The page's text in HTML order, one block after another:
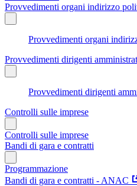
Provvedimenti organi indirizzo
Provvedimenti organi
Provvedimenti dirigenti
Provvedimenti dirigenti
Controlli sulle imprese
Controlli sulle imprese
Bandi di gara e contratti
Programmazione
Bandi di gara e contratti - ANAC